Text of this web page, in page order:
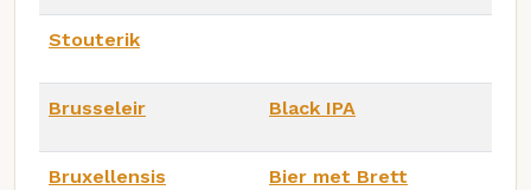
Stouterik
Brusseleir Black IPA
Bruxellensis Bier met Brett